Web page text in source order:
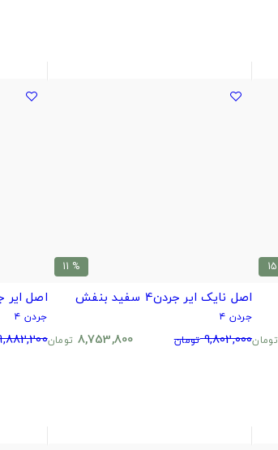
تومان
% 11
اصل نایک ایر جردن4 سفید بنفش
جردن ۴
9,802,000 تومان 8,753,800 تومان
اصل ایر جردن
جردن ۴